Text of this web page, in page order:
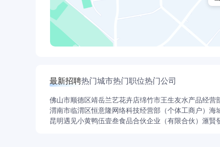
最新招聘热门城市热门职位热门公司
佛山市顺德区靖岳兰艺花卉店绵竹市王生友水产品经营
渭南市临渭区恒意隆网络科技经营部（个体工商户） 海
昆明遇见小黄鸭伍壹叁食品合伙企业（有限合伙） 滙賢